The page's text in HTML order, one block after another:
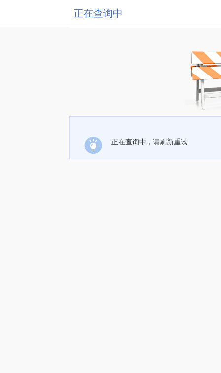
正在查询中
正在查询中，请刷新重试